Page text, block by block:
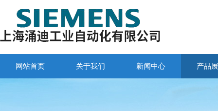
网站首页 关于我们 新闻中心 产品